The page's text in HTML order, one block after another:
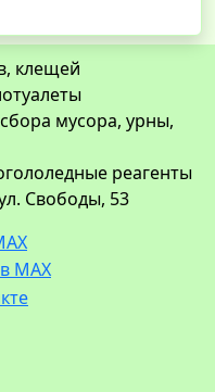
клещей
мусора, урны,
реагенты
Свободы, 53
MAX